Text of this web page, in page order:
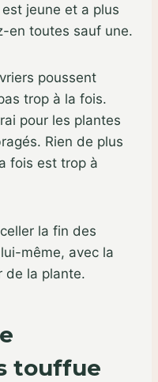
jeune et a plus
en toutes sauf une.
poussent
trop à la fois.
pour les plantes
Rien de plus
fois est trop à
la fin des
même, avec la
de la plante.
touffue